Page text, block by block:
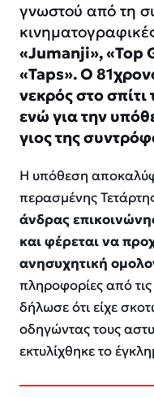
γνωστού από τη
«Jumanji», «Top
«Taps». Ο
νεκρός στο
ενώ για την
γιος της
Η υπόθεση
περασμένης
άνδρας
και φέρεται να
ανησυχητική
πληροφορίες από
δήλωσε ότι είχε
οδηγώντας τους
εκτυλίχθηκε το